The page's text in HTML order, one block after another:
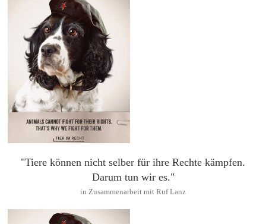
"Tiere können nicht selber für ihre Rechte kämpfen.
Darum tun wir es."
in Zusammenarbeit mit Ruf Lanz